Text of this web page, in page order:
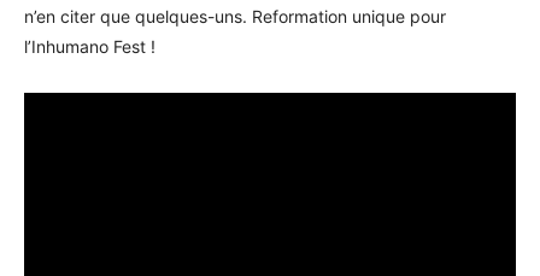
n’en citer que quelques-uns. Reformation unique pour
l’Inhumano Fest !